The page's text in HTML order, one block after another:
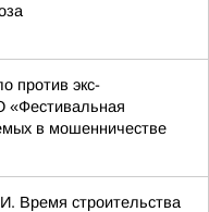
против экс-
«Фестивальная
в мошенничестве
строительства